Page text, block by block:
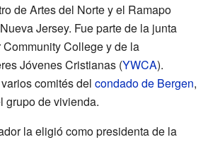
de Artes del Norte y el Ramapo
Jersey. Fue parte de la junta
College y de la
Jóvenes Cristianas (YWCA).
comités del condado de Bergen,
grupo de vivienda.
la eligió como presidenta de la